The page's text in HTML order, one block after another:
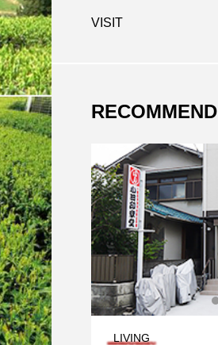
VISIT
RECOMMEND
LIVING